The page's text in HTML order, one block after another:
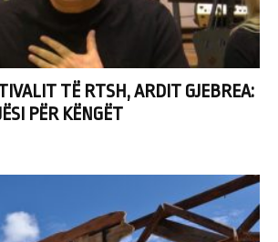
TË RTSH, ARDIT GJEBREA:
PËR KËNGËT